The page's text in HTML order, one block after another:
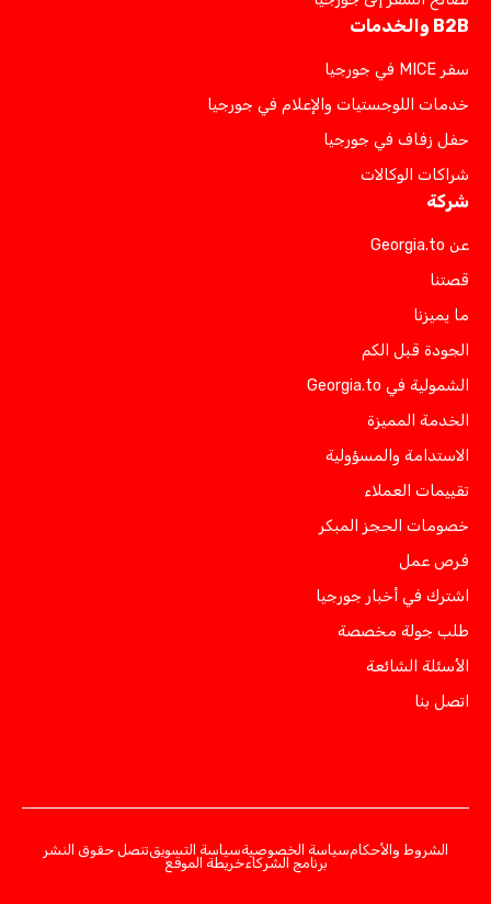
B2B والخدمات
سفر MICE في جورجيا
خدمات اللوجستيات والإعلام في جورجيا
حفل زفاف في جورجيا
شراكات الوكالات
شركة
عن Georgia.to
قصتنا
ما يميزنا
الجودة قبل الكم
الشمولية في Georgia.to
الخدمة المميزة
الاستدامة والمسؤولية
تقييمات العملاء
خصومات الحجز المبكر
فرص عمل
اشترك في أخبار جورجيا
طلب جولة مخصصة
الأسئلة الشائعة
اتصل بنا
الشروط والأحكامسياسة الخصوصيةسياسة التسويقتنصل حقوق النشر
برنامج الشركاءخريطة الموقع